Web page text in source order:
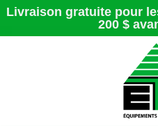
Livraison gratuite pour
200 $